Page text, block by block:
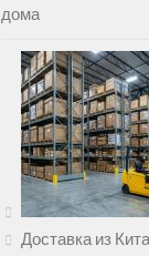
дома
Доставка из